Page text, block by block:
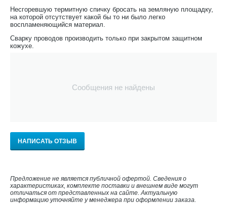
Несгоревшую термитную спичку бросать на земляную площадку,
на которой отсутствует какой бы то ни было легко
воспламеняющийся материал.
Сварку проводов производить только при закрытом защитном
кожухе.
Сообщения не найдены
НАПИСАТЬ ОТЗЫВ
Предложение не является публичной офертой. Сведения о
характеристиках, комплекте поставки и внешнем виде могут
отличаться от представленных на сайте. Актуальную
информацию уточняйте у менеджера при оформлении заказа.